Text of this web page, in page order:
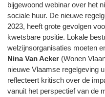
bijgewoond webinar over het
sociale huur. De nieuwe
2023, heeft grote gevolgen
kwetsbare positie. Lokale
welzijnsorganisaties moeten
Nina Van Acker (Wonen
nieuwe Vlaamse regelgeving
reflecteert kritisch over de
vanuit het perspectief van de